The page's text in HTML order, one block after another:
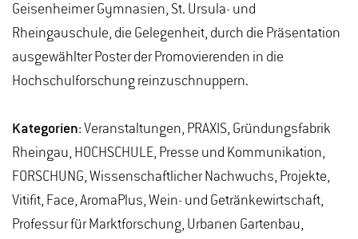
Geisenheimer Gymnasien, St. Ursula- und
Rheingauschule, die Gelegenheit, durch die Präsentation
ausgewählter Poster der Promovierenden in die
Hochschulforschung reinzuschnuppern.
Kategorien:Veranstaltungen, PRAXIS, Gründungsfabrik
Rheingau, HOCHSCHULE, Presse und Kommunikation,
FORSCHUNG, Wissenschaftlicher Nachwuchs, Projekte,
Vitifit, Face, AromaPlus, Wein- und Getränkewirtschaft,
Professur für Marktforschung, Urbanen Gartenbau,